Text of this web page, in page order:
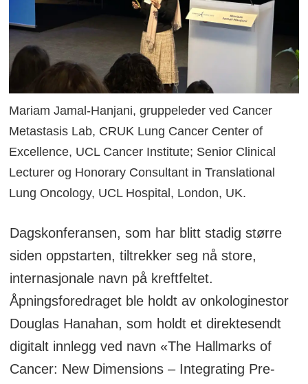
Mariam Jamal-Hanjani, gruppeleder ved Cancer
Metastasis Lab, CRUK Lung Cancer Center of
Excellence, UCL Cancer Institute; Senior Clinical
Lecturer og Honorary Consultant in Translational
Lung Oncology, UCL Hospital, London, UK.
Dagskonferansen, som har blitt stadig større
siden oppstarten, tiltrekker seg nå store,
internasjonale navn på kreftfeltet.
Åpningsforedraget ble holdt av onkologinestor
Douglas Hanahan, som holdt et direktesendt
digitalt innlegg ved navn «The Hallmarks of
Cancer: New Dimensions – Integrating Pre-